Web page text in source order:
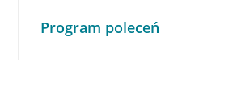
Program poleceń